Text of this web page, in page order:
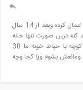
سلام قبلا شهرداری کدگزاری جدول کوچه را اشتباهی اعمال کرده وبعد از 14 سال
درین صورت تنها خانه
ی ضرر دیده خونه ماست که از فاصله جدول جوی کوچه با حیاط خونه ما 30
بشوم ویا کجا وچه